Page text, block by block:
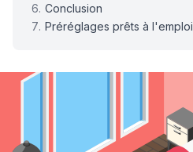
Conclusion
Préréglages prêts à l'emploi